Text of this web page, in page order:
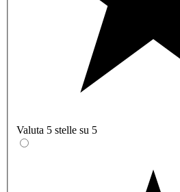
Valuta 5 stelle su 5